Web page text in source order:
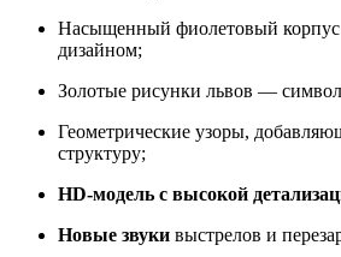
Насыщенный фиолетовый
дизайном;
Золотые рисунки львов —
Геометрические узоры,
структуру;
HD-модель с высокой
Новые звуки выстрелов и